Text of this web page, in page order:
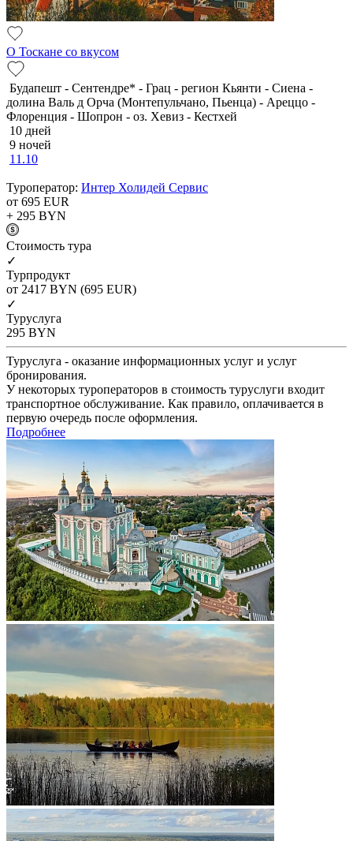
О Тоскане со вкусом
Будапешт - Сентендре* - Грац - регион Кьянти - Сиена -
долина Валь д Орча (Монтепульчано, Пьенца) - Ареццо -
Флоренция - Шопрон - оз. Хевиз - Кестхей
10 дней
9 ночей
11.10
Туроператор: Интер Холидей Сервис
от 695 EUR
+ 295 BYN
Cтоимость тура
✓
Турпродукт
от 2417 BYN (695 EUR)
✓
Туруслуга
295 BYN
Туруслуга - оказание информационных услуг и услуг
бронирования.
У некоторых туроператоров в стоимость туруслуги входит
транспортное обслуживание. Как правило, оплачивается в
первую очередь после оформления.
Подробнее